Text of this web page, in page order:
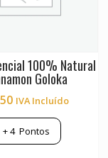
100% Natural
Goloka
IVA Incluído
+4Pontos